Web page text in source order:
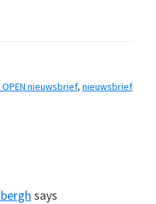
nieuwsbrief, nieuwsbrief
says